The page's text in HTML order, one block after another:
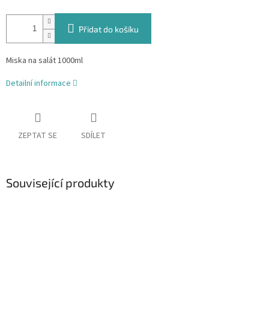
Přidat do košíku
Miska na salát 1000ml
Detailní informace
ZEPTAT SE SDÍLET
Související produkty